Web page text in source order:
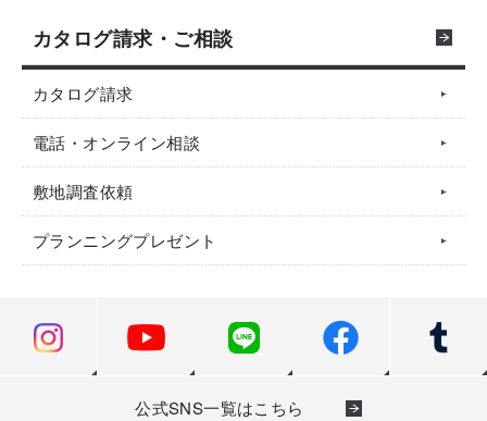
カタログ請求・ご相談
カタログ請求
電話・オンライン相談
敷地調査依頼
プランニングプレゼント
公式SNS一覧はこちら